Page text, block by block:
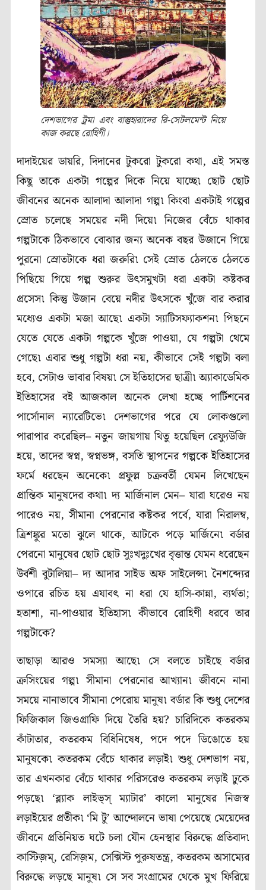
দেশভাগের ট্রমা এবং বাস্তুহারাদের রি-সেটলমেন্ট নিয়ে
কাজ করছে রোহিণী।
দাদাইয়ের ডায়রি, দিদানের টুকরো টুকরো কথা, এই সমস্ত
কিছু তাকে একটা গল্পের দিকে নিয়ে যাচ্ছে৷ ছোট ছোট
জীবনের অনেক আলাদা আলাদা গল্প৷ কিংবা একটাই গল্পের
স্রোত চলেছে সময়ের নদী দিয়ে৷ নিজের বেঁচে থাকার
গল্পটাকে ঠিকভাবে বোঝার জন্য অনেক বছর উজানে গিয়ে
পুরনো স্রোতটাকে ধরা জরুরি৷ সেই স্রোত ঠেলতে ঠেলতে
পিছিয়ে গিয়ে গল্প শুরুর উৎসমুখটা ধরা একটা কষ্টকর
প্রসেস৷ কিন্তু উজান বেয়ে নদীর উৎসকে খুঁজে বার করার
মধ্যেও একটা মজা আছে৷ একটা স্যাটিসফ্যাকশন৷ পিছনে
যেতে যেতে একটা গল্পকে খুঁজে পাওয়া, যে গল্পটা থেমে
গেছে৷ এবার শুধু গল্পটা ধরা নয়, কীভাবে সেই গল্পটা বলা
হবে, সেটাও ভাবার বিষয়৷ সে ইতিহাসের ছাত্রী৷ অ্যাকাডেমিক
ইতিহাসের বই আজকাল অনেক লেখা হচ্ছে পার্টিশনের
পার্সোনাল ন্যারেটিভে৷ দেশভাগের পরে যে লোকগুলো
পারাপার করেছিল– নতুন জায়গায় থিতু হয়েছিল রেফ্যুউজি
হয়ে, তাদের স্বপ্ন, স্বপ্নভঙ্গ, বসতি স্থাপনের গল্পকে ইতিহাসের
ফর্মে ধরছেন অনেকে৷ প্রফুল্ল চক্রবর্তী যেমন লিখেছেন
প্রান্তিক মানুষদের কথা৷ দ্য মার্জিনাল মেন– যারা ঘরেও নয়
পারেও নয়, সীমানা পেরনোর কষ্টকর পর্বে, যারা নিরালম্ব,
ত্রিশঙ্কুর মতো ঝুলে থাকে, আটকে পড়ে মার্জিনে৷ বর্ডার
পেরনো মানুষের ছোট ছোট সুঃখদুঃখের বৃত্তান্ত যেমন ধরেছেন
উর্বশী বুটালিয়া– দ্য আদার সাইড অফ সাইলেন্স৷ নৈশব্দ্যের
ওপারে রচিত হয় এযাবৎ না ধরা যে হাসি-কান্না, ব্যর্থতা;
হতাশা, না-পাওয়ার ইতিহাস৷ কীভাবে রোহিণী ধরবে তার
গল্পটাকে?
তাছাড়া আরও সমস্যা আছে৷ সে বলতে চাইছে বর্ডার
ক্রসিংয়ের গল্প৷ সীমানা পেরনোর আখ্যান৷ জীবনে নানা
সময়ে নানাভাবে সীমানা পেরোয় মানুষ৷ বর্ডার কি শুধু দেশের
ফিজিকাল জিওগ্রাফি দিয়ে তৈরি হয়? চারিদিকে কতরকম
কাঁটাতার, কতরকম বিধিনিষেধ, পদে পদে ডিঙোতে হয়
মানুষকে৷ কতরকম বেঁচে থাকার লড়াই৷ শুধু দেশভাগ নয়,
তার এখনকার বেঁচে থাকার পরিসরেও কতরকম লড়াই ঢুকে
পড়ছে৷ ‘ব্ল্যাক লাইভ্‌স্‌ ম্যাটার’ কালো মানুষের নিজস্ব
লড়াইয়ের প্রতীক৷ ‘মি টু’ আন্দোলনে ভাষা পেয়েছে মেয়েদের
জীবনে প্রতিনিয়ত ঘটে চলা যৌন হেনস্থার বিরুদ্ধে প্রতিবাদ৷
কাস্টিজ়ম্‌, রেসিজ়ম, সেক্সিস্ট পুরুষতন্ত্র, কতরকম অসাম্যের
বিরুদ্ধে লড়ছে মানুষ৷ সে সব সংগ্রামের থেকে মুখ ফিরিয়ে